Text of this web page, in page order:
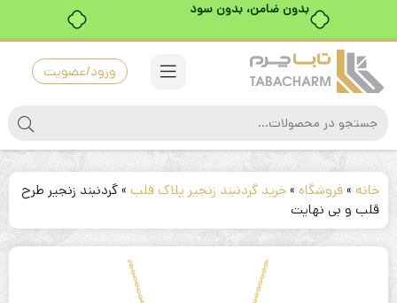
بدون ضامن، بدون سود
ورود/عضویت
خانه »فروشگاه »خرید گردنبند زنجیر پلاک قلب »گردنبند زنجیر طرح
قلب و بی نهایت